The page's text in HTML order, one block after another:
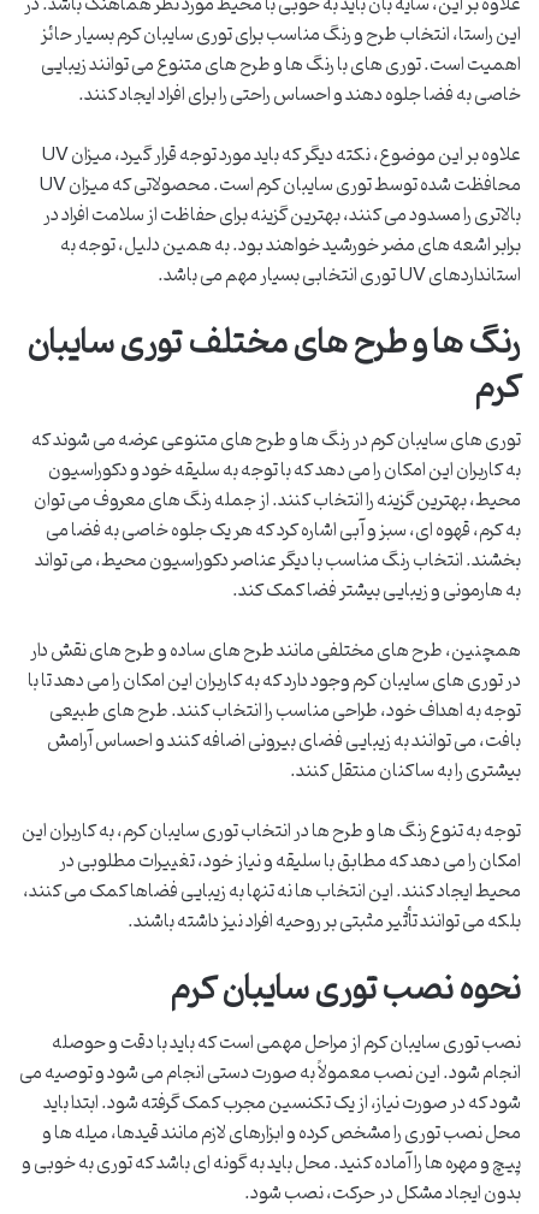
این راستا، انتخاب طرح و رنگ مناسب برای توری سایبان کرم بسیار حائز
اهمیت است. توری های با رنگ ها و طرح های متنوع می توانند زیبایی
خاصی به فضا جلوه دهند و احساس راحتی را برای افراد ایجاد کنند.
علاوه بر این موضوع، نکته دیگر که باید مورد توجه قرار گیرد، میزان UV
محافظت شده توسط توری سایبان کرم است. محصولاتی که میزان UV
بالاتری را مسدود می کنند، بهترین گزینه برای حفاظت از سلامت افراد در
برابر اشعه های مضر خورشید خواهند بود. به همین دلیل، توجه به
استانداردهای UV توری انتخابی بسیار مهم می باشد.
رنگ ها و طرح های مختلف توری سایبان
کرم
توری های سایبان کرم در رنگ ها و طرح های متنوعی عرضه می شوند که
به کاربران این امکان را می دهد که با توجه به سلیقه خود و دکوراسیون
محیط، بهترین گزینه را انتخاب کنند. از جمله رنگ های معروف می توان
به کرم، قهوه ای، سبز و آبی اشاره کرد که هر یک جلوه خاصی به فضا می
بخشند. انتخاب رنگ مناسب با دیگر عناصر دکوراسیون محیط، می تواند
به هارمونی و زیبایی بیشتر فضا کمک کند.
همچنین، طرح های مختلفی مانند طرح های ساده و طرح های نقش دار
در توری های سایبان کرم وجود دارد که به کاربران این امکان را می دهد تا با
توجه به اهداف خود، طراحی مناسب را انتخاب کنند. طرح های طبیعی
بافت، می توانند به زیبایی فضای بیرونی اضافه کنند و احساس آرامش
بیشتری را به ساکنان منتقل کنند.
توجه به تنوع رنگ ها و طرح ها در انتخاب توری سایبان کرم، به کاربران این
امکان را می دهد که مطابق با سلیقه و نیاز خود، تغییرات مطلوبی در
محیط ایجاد کنند. این انتخاب ها نه تنها به زیبایی فضاها کمک می کنند،
بلکه می توانند تأثیر مثبتی بر روحیه افراد نیز داشته باشند.
نحوه نصب توری سایبان کرم
نصب توری سایبان کرم از مراحل مهمی است که باید با دقت و حوصله
انجام شود. این نصب معمولاً به صورت دستی انجام می شود و توصیه می
شود که در صورت نیاز، از یک تکنسین مجرب کمک گرفته شود. ابتدا باید
محل نصب توری را مشخص کرده و ابزارهای لازم مانند قیدها، میله ها و
پیچ و مهره ها را آماده کنید. محل باید به گونه ای باشد که توری به خوبی و
بدون ایجاد مشکل در حرکت، نصب شود.